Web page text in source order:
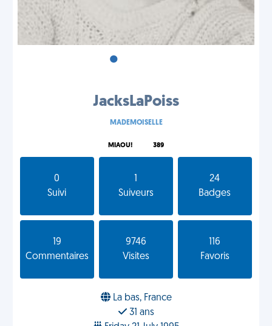
•
JacksLaPoiss
MADEMOISELLE
MIAOU! 389
0
Suivi
Suiveurs
24
Badges
19
Commentaires
9746
Visites
116
Favoris
La bas, France
31 ans